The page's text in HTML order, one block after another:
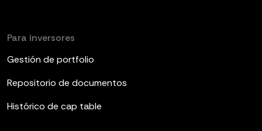
Para inversores
Gestión de portfolio
Repositorio de documentos
Histórico de cap table